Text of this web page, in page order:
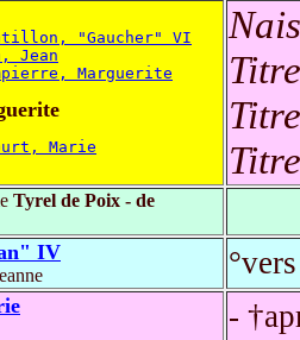
"Gaucher" VI
Jean
Marguerite
Marie
Tyrel de Poix - de
IV
-